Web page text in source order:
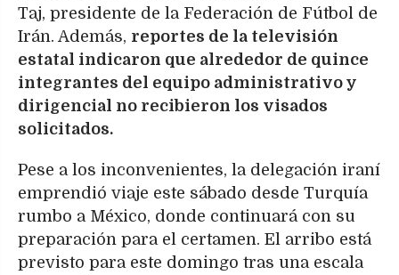
Taj, presidente de la Federación de Fútbol de
Irán. Además, reportes de la televisión
estatal indicaron que alrededor de quince
integrantes del equipo administrativo y
dirigencial no recibieron los visados
solicitados.
Pese a los inconvenientes, la delegación iraní
emprendió viaje este sábado desde Turquía
rumbo a México, donde continuará con su
preparación para el certamen. El arribo está
previsto para este domingo tras una escala